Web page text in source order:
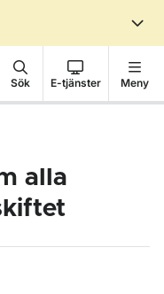
Sök E-tjänster Meny
alla